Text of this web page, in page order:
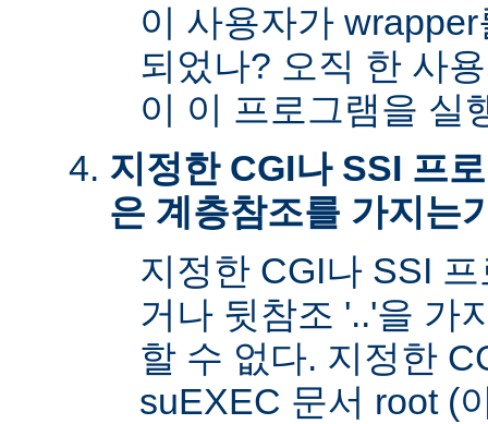
이 사용자가
되었나? 오직 한 사
이 이 프로그램을 실
지정한 CGI나 SSI 프
은 계층참조를 가지는
지정한 CGI나 SSI
거나 뒷참조 '..'을 가
할 수 없다. 지정한
suEXEC 문서 root (